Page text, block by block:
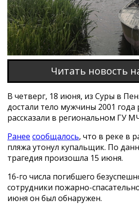
Читать новость
В четверг, 18 июня, из Суры в
достали тело мужчины 2001 года
рассказали в региональном ГУ
Ранее сообщалось, что в реке в
пляжа утонул купальщик. По
трагедия произошла 15 июня.
16-го числа погибшего
сотрудники пожарно-
июня он был обнаружен.